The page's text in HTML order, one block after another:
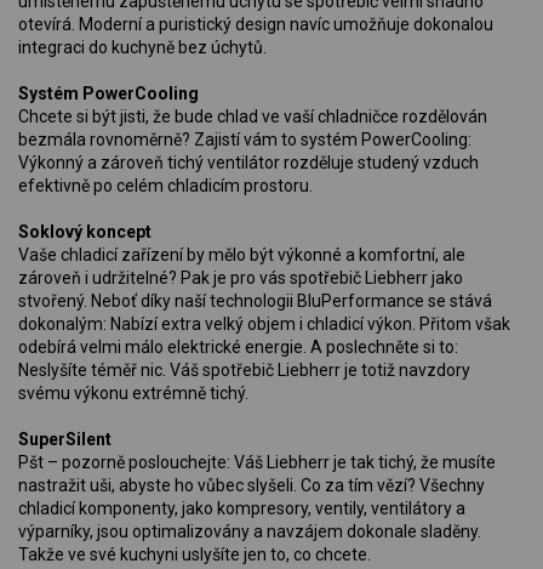
otevírá. Moderní a puristický design navíc umožňuje dokonalou
integraci do kuchyně bez úchytů.
Systém PowerCooling
Chcete si být jisti, že bude chlad ve vaší chladničce rozdělován
bezmála rovnoměrně? Zajistí vám to systém PowerCooling:
Výkonný a zároveň tichý ventilátor rozděluje studený vzduch
efektivně po celém chladicím prostoru.
Soklový koncept
Vaše chladicí zařízení by mělo být výkonné a komfortní, ale
zároveň i udržitelné? Pak je pro vás spotřebič Liebherr jako
stvořený. Neboť díky naší technologii BluPerformance se stává
dokonalým: Nabízí extra velký objem i chladicí výkon. Přitom však
odebírá velmi málo elektrické energie. A poslechněte si to:
Neslyšíte téměř nic. Váš spotřebič Liebherr je totiž navzdory
svému výkonu extrémně tichý.
SuperSilent
Pšt – pozorně poslouchejte: Váš Liebherr je tak tichý, že musíte
nastražit uši, abyste ho vůbec slyšeli. Co za tím vězí? Všechny
chladicí komponenty, jako kompresory, ventily, ventilátory a
výparníky, jsou optimalizovány a navzájem dokonale sladěny.
Takže ve své kuchyni uslyšíte jen to, co chcete.